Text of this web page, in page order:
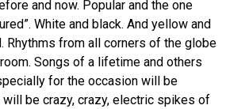
and now. Popular and the one
White and black. And yellow and
Rhythms from all corners of the globe
Songs of a lifetime and others
for the occasion will be
will be crazy, crazy, electric spikes of